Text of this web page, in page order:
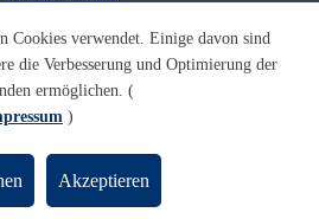
WoC Lab
Spanische Black Diaspora
Promotionen
Habilitationen
Nachwuchsförderung
Cookies verwendet. Einige davon sind
die Verbesserung und Optimierung der
ermöglichen. (
)
Akzeptieren